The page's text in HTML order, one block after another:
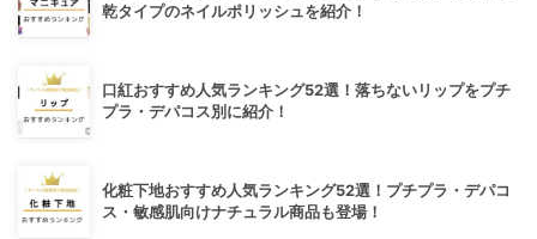
乾タイプのネイルポリッシュを紹介！
口紅おすすめ人気ランキング52選！落ちないリップをプチ
プラ・デパコス別に紹介！
化粧下地おすすめ人気ランキング52選！プチプラ・デパコ
ス・敏感肌向けナチュラル商品も登場！